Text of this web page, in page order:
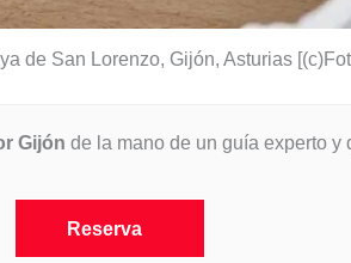
de San Lorenzo, Gijón, Asturias
Gijón de la mano de un guía experto
Reserva